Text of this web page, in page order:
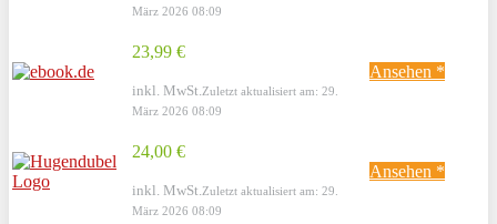
März 2026 08:09
23,99 €
inkl. MwSt. Zuletzt aktualisiert am: 29.
März 2026 08:09
Ansehen *
24,00 €
inkl. MwSt. Zuletzt aktualisiert am: 29.
März 2026 08:09
Ansehen *